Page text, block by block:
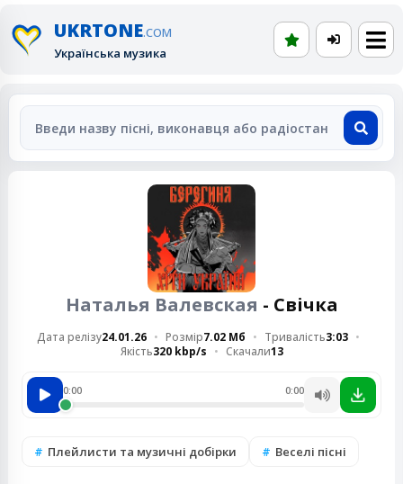
UKRTONE.COM
Українська музика
Наталья Валевская - Свiчка
Дата релізу24.01.26 Розмір7.02 Мб Тривалість3:03
Якість320 kbp/s Скачали13
0:00 0:00
Плейлисти та музичні добірки Веселі пісні